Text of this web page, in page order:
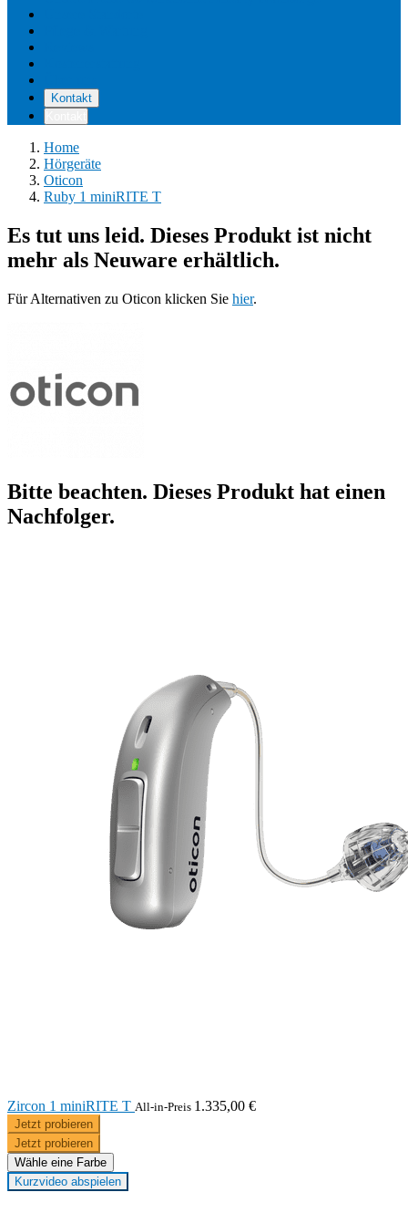
Kontakt
Home
Hörgeräte
Oticon
Ruby 1 miniRITE T
Es tut uns leid. Dieses Produkt ist nicht
mehr als Neuware erhältlich.
Für Alternativen zu Oticon klicken Sie hier.
Bitte beachten. Dieses Produkt hat einen
Nachfolger.
Zircon 1 miniRITE T All-in-Preis 1.335,00 €
Jetzt probieren
Jetzt probieren
Wähle eine Farbe
Kurzvideo abspielen